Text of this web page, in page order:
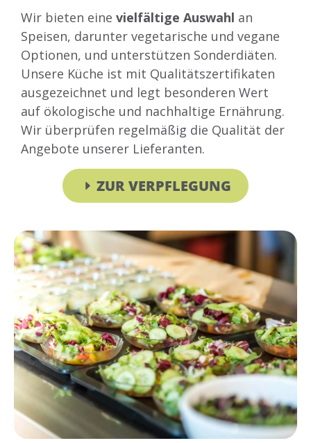
Wir bieten eine vielfältige Auswahl an
Speisen, darunter vegetarische und vegane
Optionen, und unterstützen Sonderdiäten.
Unsere Küche ist mit Qualitätszertifikaten
ausgezeichnet und legt besonderen Wert
auf ökologische und nachhaltige Ernährung.
Wir überprüfen regelmäßig die Qualität der
Angebote unserer Lieferanten.
ZUR VERPFLEGUNG